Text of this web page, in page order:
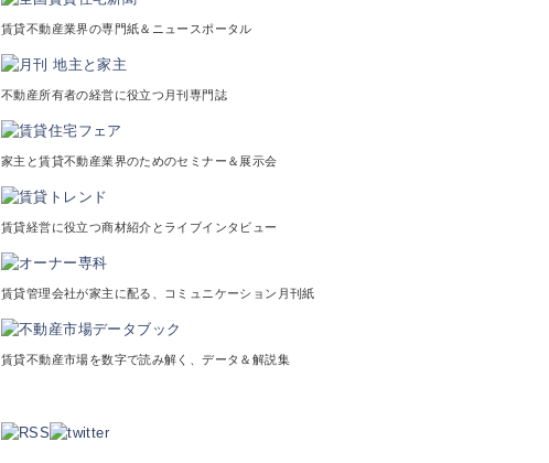
賃貸不動産業界の専門紙＆ニュースポータル
不動産所有者の経営に役立つ月刊専門誌
家主と賃貸不動産業界のためのセミナー＆展示会
賃貸経営に役立つ商材紹介とライブインタビュー
賃貸管理会社が家主に配る、コミュニケーション月刊紙
賃貸不動産市場を数字で読み解く、データ＆解説集